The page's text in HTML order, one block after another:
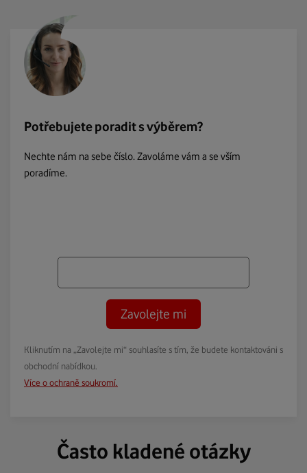
Potřebujete poradit s výběrem?
Nechte nám na sebe číslo. Zavoláme vám a se vším
poradíme.
Zavolejte mi
Kliknutím na „Zavolejte mi“ souhlasíte s tím, že budete kontaktováni s
obchodní nabídkou.
Více o ochraně soukromí.
Často kladené otázky